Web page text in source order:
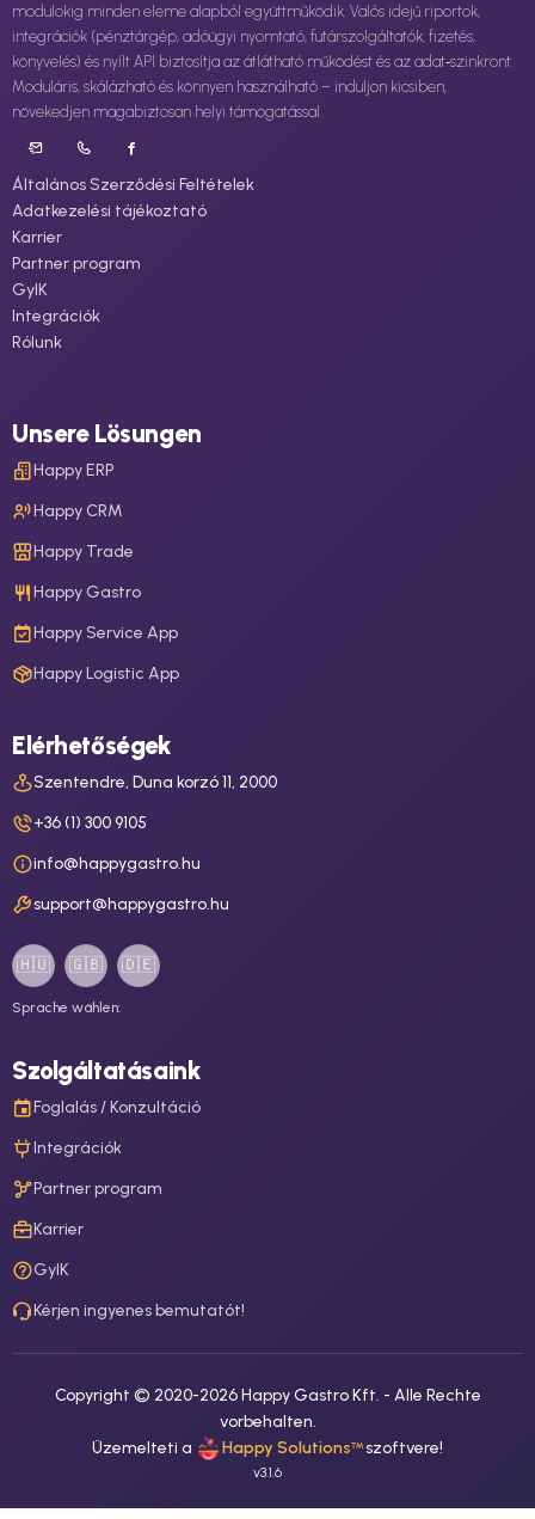
modulokig minden eleme alapból együttműködik. Valós idejű riportok,
integrációk (pénztárgép, adóügyi nyomtató, futárszolgáltatók, fizetés,
könyvelés) és nyílt API biztosítja az átlátható működést és az adat‑szinkront.
Moduláris, skálázható és könnyen használható – induljon kicsiben,
növekedjen magabiztosan helyi támogatással.
Általános Szerződési Feltételek
Adatkezelési tájékoztató
Karrier
Partner program
GyIK
Integrációk
Rólunk
Unsere Lösungen
Happy ERP
Happy CRM
Happy Trade
Happy Gastro
Happy Service App
Happy Logistic App
Elérhetőségek
Szentendre, Duna korzó 11, 2000
+36 (1) 300 9105
info@happygastro.hu
support@happygastro.hu
🇭🇺 🇬🇧 🇩🇪
Sprache wählen:
Szolgáltatásaink
Foglalás / Konzultáció
Integrációk
Partner program
Karrier
GyIK
Kérjen ingyenes bemutatót!
Copyright © 2020-2026Happy Gastro Kft. - Alle Rechte
vorbehalten.
Üzemelteti a
Happy Solutions™ szoftvere!
v3.1.6